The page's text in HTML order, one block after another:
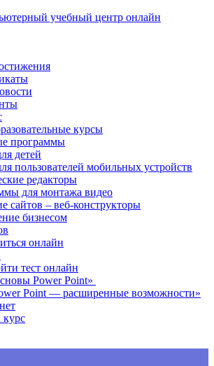
курсы
программы
детей
пользователей мобильных устройств
редакторы
для монтажа видео
сайтов – веб-конструкторы
бизнесом
онлайн
тест онлайн
Power Point»
Point — расширенные возможности»
курс